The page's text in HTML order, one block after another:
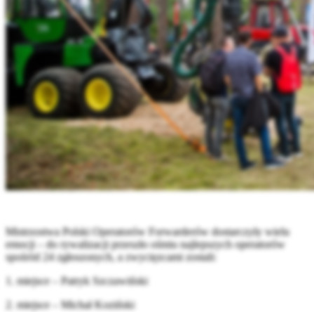
Mistrzostwa Polski Operatorów Forwarderów dostarczyły wielu
emocji – do rywalizacji przeszło ośmiu najlepszych operatorów
spośród 24 zgłoszonych, a zwycięzcami zostali:
1. miejsce – Patryk Szczawiński
2. miejsce – Michał Koziński